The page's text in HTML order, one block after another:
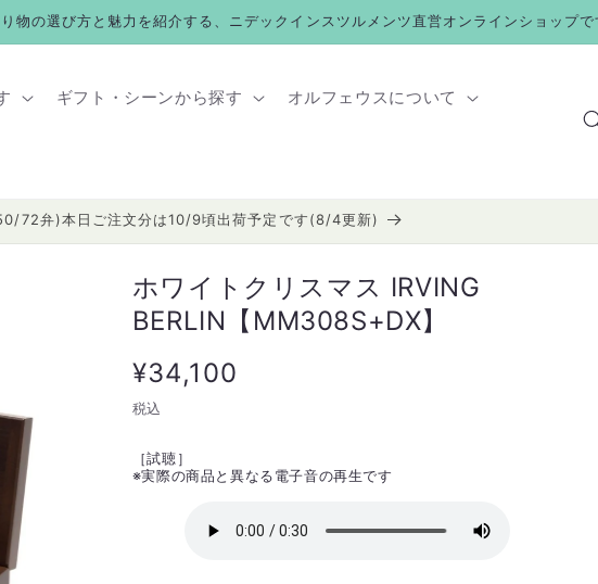
物の選び方と魅力を紹介する、ニデックインスツルメンツ直営オンラインショップで
ギフト・シーンから探す オルフェウスについて
72弁)本日ご注文分は10/9頃出荷予定です(8/4更新)
ホワイトクリスマス IRVING
BERLIN【MM308S+DX】
通
常
価
格
¥34,100
税込
［試聴］
※実際の商品と異なる電子音の再生です